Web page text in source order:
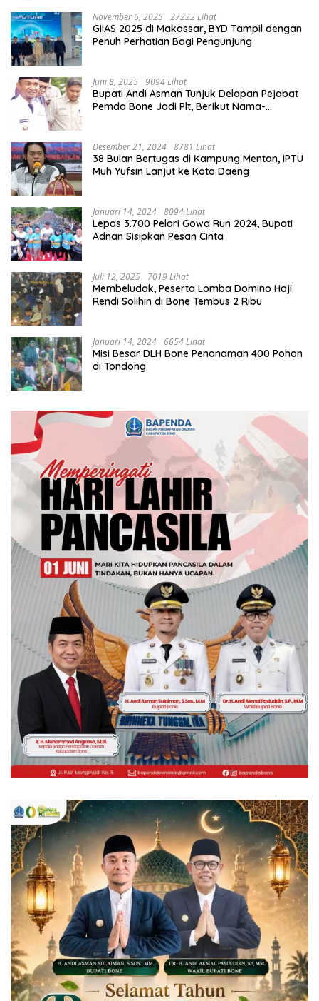
November 6, 2025 27222 Lihat
GIIAS 2025 di Makassar, BYD Tampil dengan
Penuh Perhatian Bagi Pengunjung
Juni 8, 2025 9094 Lihat
Bupati Andi Asman Tunjuk Delapan Pejabat
Pemda Bone Jadi Plt, Berikut Nama-
Desember 21, 2024 8781 Lihat
38 Bulan Bertugas di Kampung Mentan, IPTU
Muh Yufsin Lanjut ke Kota Daeng
Januari 14, 2024 8094 Lihat
Lepas 3.700 Pelari Gowa Run 2024, Bupati
Adnan Sisipkan Pesan Cinta
Juli 12, 2025 7019 Lihat
Membeludak, Peserta Lomba Domino Haji
Rendi Solihin di Bone Tembus 2 Ribu
Januari 14, 2024 6654 Lihat
Misi Besar DLH Bone Penanaman 400 Pohon
di Tondong